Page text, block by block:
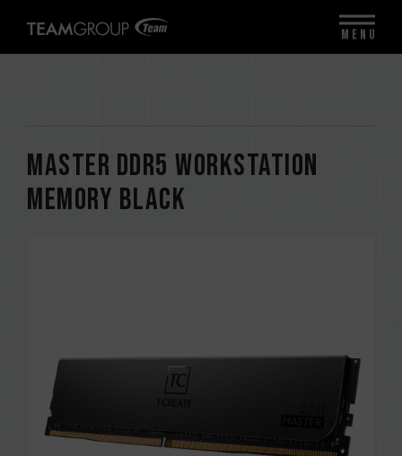
MASTER DDR5 WORKSTATION
MEMORY BLACK
MENU